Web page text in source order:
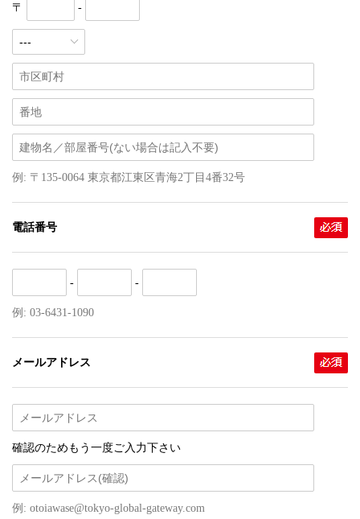
〒 -
例: 〒135-0064 東京都江東区青海2丁目4番32号
電話番号
- -
例: 03-6431-1090
メールアドレス
確認のためもう一度ご入力下さい
例: otoiawase@tokyo-global-gateway.com